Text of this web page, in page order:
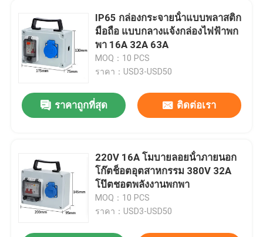
IP65 กล่องกระจายน้ําแบบพลาสติก
มือถือ แบบกลางแจ้งกล่องไฟฟ้าพก
พา 16A 32A 63A
MOQ：10 PCS
ราคา：USD3-USD50
ราคาถูกที่สุด ติดต่อเรา
220V 16A โมบายลอยน้ําภายนอก
โก๊ตช็อตอุตสาหกรรม 380V 32A
โป๊ตชอตพลังงานพกพา
MOQ：10 PCS
ราคา：USD3-USD50